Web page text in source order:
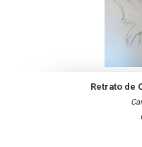
Retrato de